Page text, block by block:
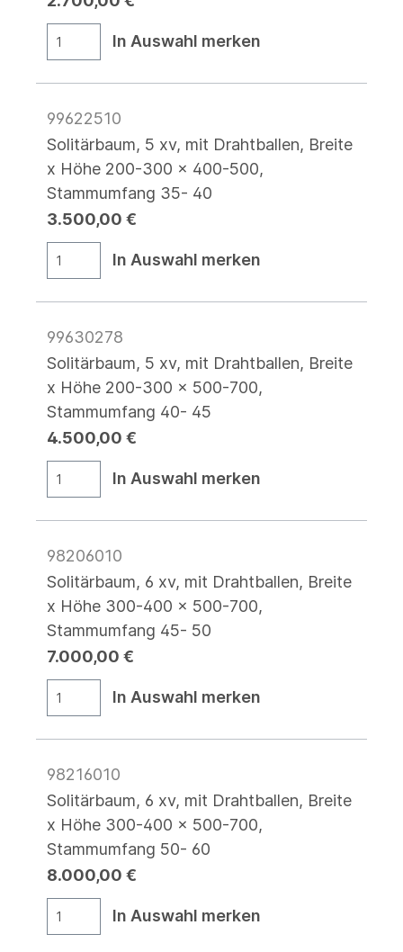
In Auswahl merken
99622510
Solitärbaum, 5 xv, mit Drahtballen, Breite
x Höhe 200-300 x 400-500,
Stammumfang 35- 40
3.500,00 €
In Auswahl merken
99630278
Solitärbaum, 5 xv, mit Drahtballen, Breite
x Höhe 200-300 x 500-700,
Stammumfang 40- 45
4.500,00 €
In Auswahl merken
98206010
Solitärbaum, 6 xv, mit Drahtballen, Breite
x Höhe 300-400 x 500-700,
Stammumfang 45- 50
7.000,00 €
In Auswahl merken
98216010
Solitärbaum, 6 xv, mit Drahtballen, Breite
x Höhe 300-400 x 500-700,
Stammumfang 50- 60
8.000,00 €
In Auswahl merken